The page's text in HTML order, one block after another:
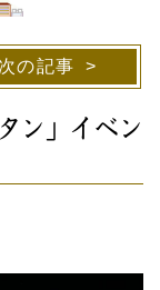
次の記事
ン」イベン